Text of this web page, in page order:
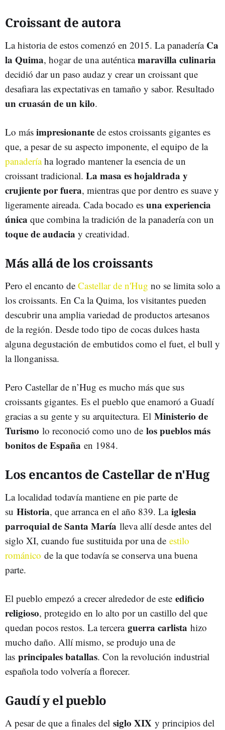
Croissant de autora
La historia de estos comenzó en 2015. La panadería Ca
la Quima, hogar de una auténticamaravilla culinaria
decidió dar un paso audaz y crear un croissant que
desafiara las expectativas en tamaño y sabor. Resultado
un cruasán de un kilo.
Lo más impresionante de estos croissants gigantes es
que, a pesar de su aspecto imponente, el equipo de la
panaderíaha logrado mantener la esencia de un
croissant tradicional. La masa es hojaldrada y
crujiente por fuera, mientras que por dentro es suave y
ligeramente aireada. Cada bocado es una experiencia
única que combina la tradición de la panadería con un
toque de audacia y creatividad.
Más allá de los croissants
Pero el encanto de Castellar de n'Hug no se limita solo a
los croissants. En Ca la Quima, los visitantes pueden
descubrir una amplia variedad de productos artesanos
de la región. Desde todo tipo de cocas dulces hasta
alguna degustación de embutidos como el fuet, el bull y
la llonganissa.
Pero Castellar de n’Hug es mucho más que sus
croissants gigantes. Es el pueblo que enamoró a Guadí
gracias a su gente y su arquitectura. El Ministerio de
Turismo lo reconoció como uno de los pueblos más
bonitos de España en 1984.
Los encantos de Castellar de n'Hug
La localidad todavía mantiene en pie parte de
su Historia, que arranca en el año 839. La iglesia
parroquial de Santa María lleva allí desde antes del
siglo XI, cuando fue sustituida por una de estilo
románico de la que todavía se conserva una buena
parte.
El pueblo empezó a crecer alrededor de este edificio
religioso, protegido en lo alto por un castillo del que
quedan pocos restos. La tercera guerra carlista hizo
mucho daño. Allí mismo, se produjo una de
las principales batallas. Con la revolución industrial
española todo volvería a florecer.
Gaudí y el pueblo
A pesar de que a finales del siglo XIX y principios del